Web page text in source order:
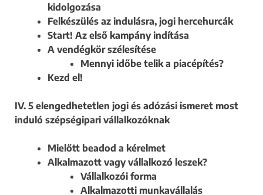
kidolgozása
Felkészülés az indulásra, jogi hercehurcák
Start! Az első kampány indítása
A vendégkör szélesítése
Mennyi időbe telik a piacépítés?
Kezd el!
IV. 5 elengedhetetlen jogi és adózási ismeret most
induló szépségipari vállalkozóknak
Mielőtt beadod a kérelmet
Alkalmazott vagy vállalkozó leszek?
Vállalkozói forma
Alkalmazotti munkavállalás